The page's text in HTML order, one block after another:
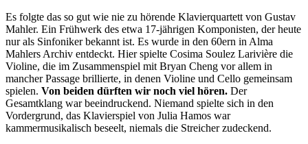
Es folgte das so gut wie nie zu hörende Klavierquartett von Gustav
Mahler. Ein Frühwerk des etwa 17-jährigen Komponisten, der heute
nur als Sinfoniker bekannt ist. Es wurde in den 60ern in Alma
Mahlers Archiv entdeckt. Hier spielte Cosima Soulez Larivière die
Violine, die im Zusammenspiel mit Bryan Cheng vor allem in
mancher Passage brillierte, in denen Violine und Cello gemeinsam
spielen. Von beiden dürften wir noch viel hören. Der
Gesamtklang war beeindruckend. Niemand spielte sich in den
Vordergrund, das Klavierspiel von Julia Hamos war
kammermusikalisch beseelt, niemals die Streicher zudeckend.